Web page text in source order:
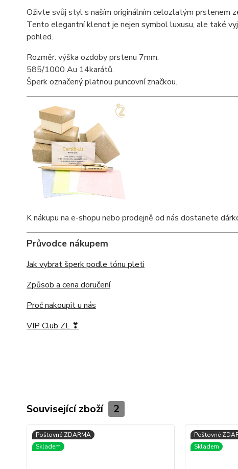
Oživte svůj styl s naším originálním celozlatým prstenem
Tento elegantní klenot je nejen symbol luxusu, ale také
pohled.
Rozměr: výška ozdoby prstenu 7mm.
585/1000 Au 14karátů.
Šperk označený platnou puncovní značkou.
K nákupu na e-shopu nebo prodejně od nás dostanete
Průvodce nákupem
Jak vybrat šperk podle tónu pleti
Způsob a cena doručení
Proč nakoupit u nás
VIP Club ZL ❣
Související zboží 2